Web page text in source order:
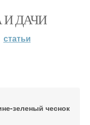
И ДАЧИ
статьи
зеленый чеснок